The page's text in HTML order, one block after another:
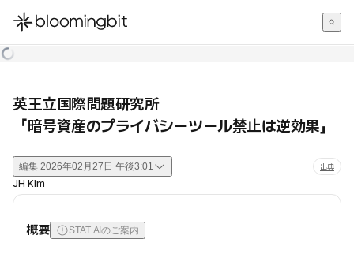
한국어
英王立国際問題研究所
「暗号資産のプライバシーツール禁止は逆効果」
編集 2026年02月27日 午後3:01 出典
JH Kim
概要 STAT AIのご案内